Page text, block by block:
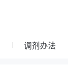
调剂办法